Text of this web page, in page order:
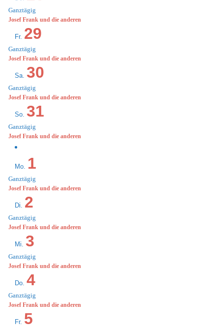
Ganztägig
Josef Frank und die anderen
Fr. 29
Ganztägig
Josef Frank und die anderen
Sa. 30
Ganztägig
Josef Frank und die anderen
So. 31
Ganztägig
Josef Frank und die anderen
Mo. 1
Ganztägig
Josef Frank und die anderen
Di. 2
Ganztägig
Josef Frank und die anderen
Mi. 3
Ganztägig
Josef Frank und die anderen
Do. 4
Ganztägig
Josef Frank und die anderen
Fr. 5